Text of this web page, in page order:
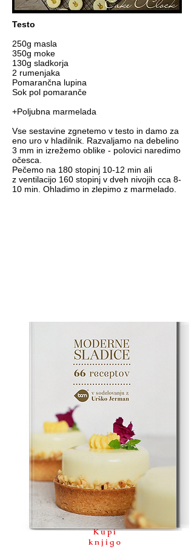
Testo
250g masla
350g moke
130g sladkorja
2 rumenjaka
Pomarančna lupina
Sok pol pomaranče
+Poljubna marmelada
Vse sestavine zgnetemo v testo in damo za
eno uro v hladilnik. Razvaljamo na debelino
3 mm in izrežemo oblike - polovici naredimo
očesca.
Pečemo na 180 stopinj 10-12 min ali
z ventilacijo 160 stopinj v dveh nivojih cca 8-
10 min. Ohladimo in zlepimo z marmelado.
Kupi
knjigo